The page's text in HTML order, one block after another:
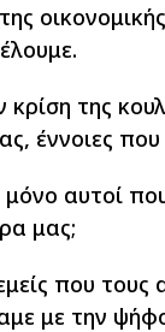
κρίση της
έννοιες
αυτοί
μας;
που
με την